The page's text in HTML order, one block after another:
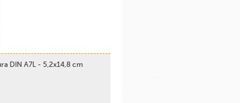
DIN A7L - 5,2x14,8 cm